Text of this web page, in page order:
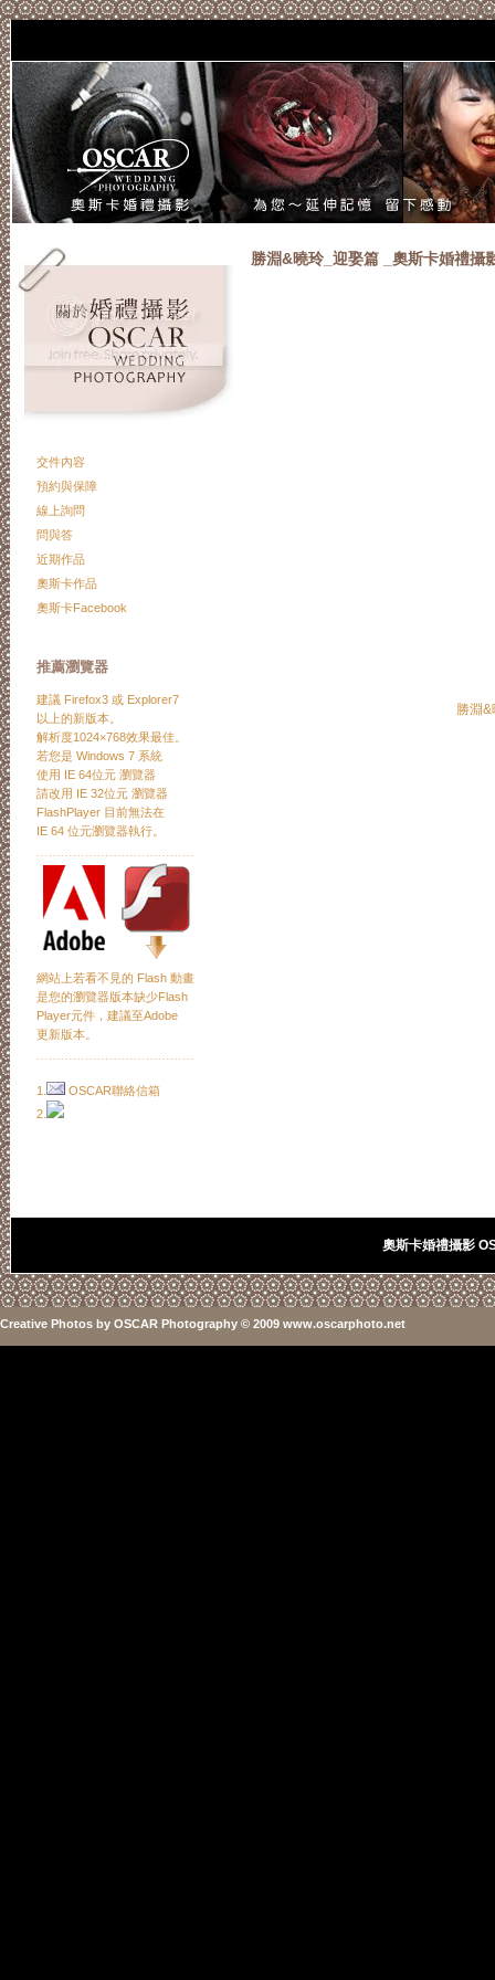
交件內容
預約與保障
線上詢問
問與答
近期作品
奧斯卡作品
奧斯卡Facebook
推薦瀏覽器
建議 Firefox3 或 Explorer7
以上的新版本。
解析度1024×768效果最佳。
若您是 Windows 7 系統
使用 IE 64位元 瀏覽器
請改用 IE 32位元 瀏覽器
FlashPlayer 目前無法在
IE 64 位元瀏覽器執行。
網站上若看不見的 Flash 動畫
是您的瀏覽器版本缺少Flash
Player元件，建議至Adobe
更新版本。
1.
OSCAR聯絡信箱
2.
勝淵&曉玲_迎娶篇 _奧斯卡婚禮攝
勝淵&
奧斯卡婚禮攝影
Creative Photos by OSCAR Photography © 2009 www.oscarphoto.net